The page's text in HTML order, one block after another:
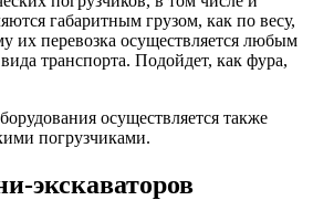
габаритным грузом, как по весу,
их перевозка осуществляется любым
транспорта. Подойдет, как фура,
осуществляется также
погрузчиками.
экскаваторов